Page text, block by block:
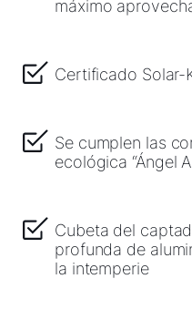
máximo
Certificado Solar-
Se cumplen las
ecológica “Ángel
Cubeta del
profunda de
la intemperie
Como podemos ajudá-
Ferramentas
Ligações